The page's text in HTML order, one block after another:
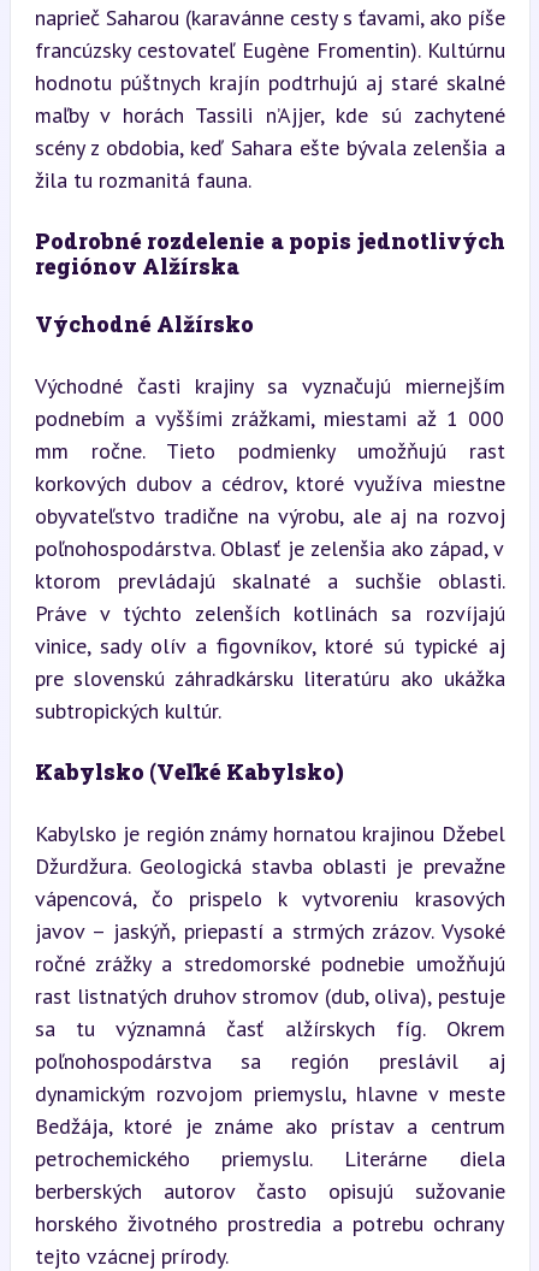
naprieč Saharou (karavánne cesty s ťavami, ako píše
francúzsky cestovateľ Eugène Fromentin). Kultúrnu
hodnotu púštnych krajín podtrhujú aj staré skalné
maľby v horách Tassili n’Ajjer, kde sú zachytené
scény z obdobia, keď Sahara ešte bývala zelenšia a
žila tu rozmanitá fauna.
Podrobné rozdelenie a popis jednotlivých
regiónov Alžírska
Východné Alžírsko
Východné časti krajiny sa vyznačujú miernejším
podnebím a vyššími zrážkami, miestami až 1 000
mm ročne. Tieto podmienky umožňujú rast
korkových dubov a cédrov, ktoré využíva miestne
obyvateľstvo tradične na výrobu, ale aj na rozvoj
poľnohospodárstva. Oblasť je zelenšia ako západ, v
ktorom prevládajú skalnaté a suchšie oblasti.
Práve v týchto zelenších kotlinách sa rozvíjajú
vinice, sady olív a figovníkov, ktoré sú typické aj
pre slovenskú záhradkársku literatúru ako ukážka
subtropických kultúr.
Kabylsko (Veľké Kabylsko)
Kabylsko je región známy hornatou krajinou Džebel
Džurdžura. Geologická stavba oblasti je prevažne
vápencová, čo prispelo k vytvoreniu krasových
javov – jaskýň, priepastí a strmých zrázov. Vysoké
ročné zrážky a stredomorské podnebie umožňujú
rast listnatých druhov stromov (dub, oliva), pestuje
sa tu významná časť alžírskych fíg. Okrem
poľnohospodárstva sa región preslávil aj
dynamickým rozvojom priemyslu, hlavne v meste
Bedžája, ktoré je známe ako prístav a centrum
petrochemického priemyslu. Literárne diela
berberských autorov často opisujú sužovanie
horského životného prostredia a potrebu ochrany
tejto vzácnej prírody.